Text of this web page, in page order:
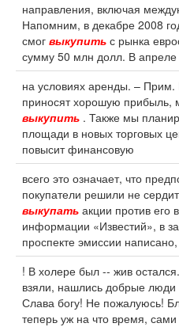
направления, включая
Напомним, в декабре 2008
смог выкупить с рынка
сумму 50 млн долл. В апреле
на условиях аренды. – Прим.
приносят хорошую
выкупить . Также мы
площади в новых торговых
повысит финансовую
всего это означает, что
покупатели решили не
выкупать акции против его
информации «Известий», в
проспекте эмиссии написано,
! В холере был -- жив
взяли, нашлись добрые люди
Слава богу! Не пожалуюсь!
теперь уж на что время, сами